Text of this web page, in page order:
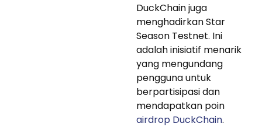
DuckChain juga
menghadirkan Star
Season Testnet. Ini
adalah inisiatif menarik
yang mengundang
pengguna untuk
berpartisipasi dan
mendapatkan poin
airdrop DuckChain.